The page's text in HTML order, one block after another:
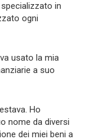
in
ogni
usato la mia
a suo
Ho
nome da diversi
dei miei beni a